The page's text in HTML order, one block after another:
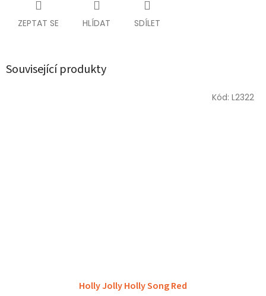
ZEPTAT SE HLÍDAT SDÍLET
Související produkty
Holly Jolly Holly Song Red
Kód: L2322